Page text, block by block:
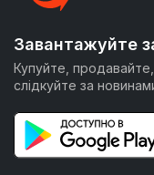
Завантажуйте
Купуйте,
слідкуйте за